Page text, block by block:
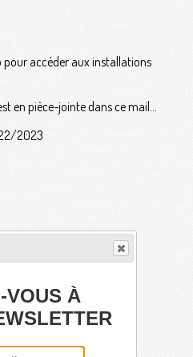
pour accéder aux installations
en pièce-jointe dans ce mail...
2023
VOUS À